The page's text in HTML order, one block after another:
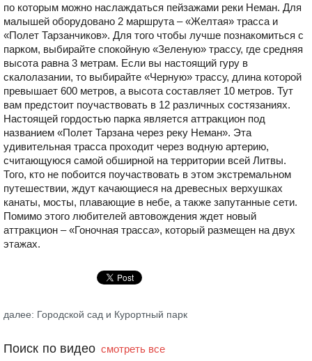
по которым можно наслаждаться пейзажами реки Неман. Для
малышей оборудовано 2 маршрута – «Желтая» трасса и
«Полет Тарзанчиков». Для того чтобы лучше познакомиться с
парком, выбирайте спокойную «Зеленую» трассу, где средняя
высота равна 3 метрам. Если вы настоящий гуру в
скалолазании, то выбирайте «Черную» трассу, длина которой
превышает 600 метров, а высота составляет 10 метров. Тут
вам предстоит поучаствовать в 12 различных состязаниях.
Настоящей гордостью парка является аттракцион под
названием «Полет Тарзана через реку Неман». Эта
удивительная трасса проходит через водную артерию,
считающуюся самой обширной на территории всей Литвы.
Того, кто не побоится поучаствовать в этом экстремальном
путешествии, ждут качающиеся на древесных верхушках
канаты, мосты, плавающие в небе, а также запутанные сети.
Помимо этого любителей автовождения ждет новый
аттракцион – «Гоночная трасса», который размещен на двух
этажах.
далее: Городской сад и Курортный парк
Поиск по видео смотреть все